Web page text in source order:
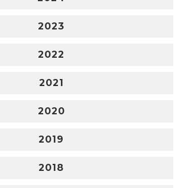
2023
2022
2021
2020
2019
2018